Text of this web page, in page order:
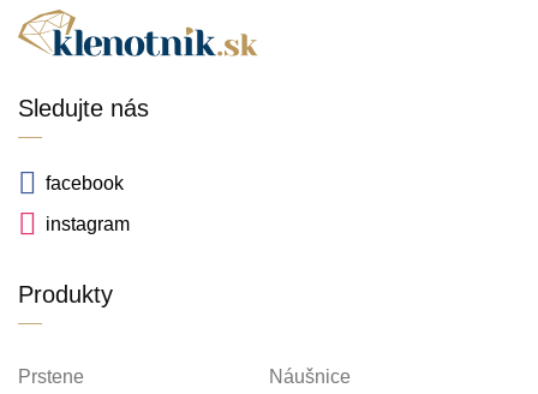
Sledujte nás
facebook
instagram
Produkty
Prstene Náušnice